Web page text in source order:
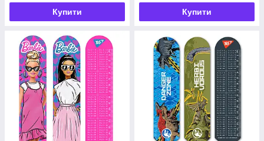
Купити Купити